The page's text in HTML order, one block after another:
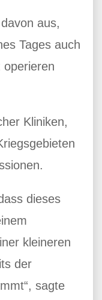
aus,
Tages auch
operieren
Kliniken,
dieses
kleineren
der
sagte